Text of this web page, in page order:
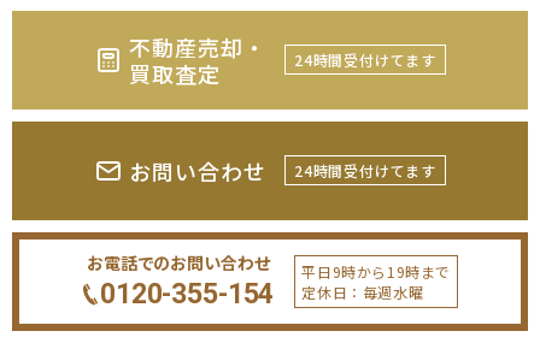
不動産売却・
買取査定
24時間受付けてます
お問い合わせ 24時間受付けてます
お電話でのお問い合わせ
0120-355-154
平日9時から19時まで
定休日：毎週水曜